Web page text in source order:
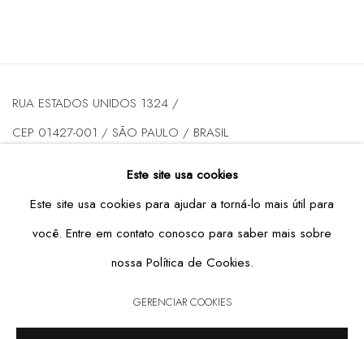
RUA ESTADOS UNIDOS 1324 /
CEP 01427-001 / SÃO PAULO / BRASIL
DE TERÇA A SEXTA DAS 10H ÀS 19H / SÁBADO DAS 10H
ÀS 17H
T: +55 11 3167-5621 /INFO@CASATRIANGULO.COM
Este site usa cookies
Este site usa cookies para ajudar a torná-lo mais útil para
você. Entre em contato conosco para saber mais sobre
nossa Política de Cookies.
GERENCIAR COOKIES